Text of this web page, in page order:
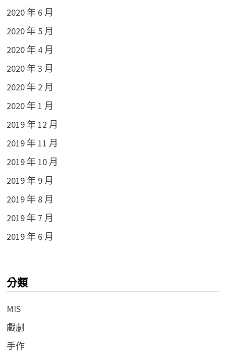
2020 年 6 月
2020 年 5 月
2020 年 4 月
2020 年 3 月
2020 年 2 月
2020 年 1 月
2019 年 12 月
2019 年 11 月
2019 年 10 月
2019 年 9 月
2019 年 8 月
2019 年 7 月
2019 年 6 月
分類
MIS
戲劇
手作